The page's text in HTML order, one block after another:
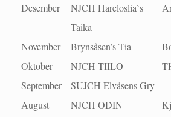
Desember
NJCH Hareloslia`s
Taika
November Brynsåsen’s Tia
Oktober
NJCH TIILO
September
SUJCH Elvåsens Gry
August
NJCH ODIN